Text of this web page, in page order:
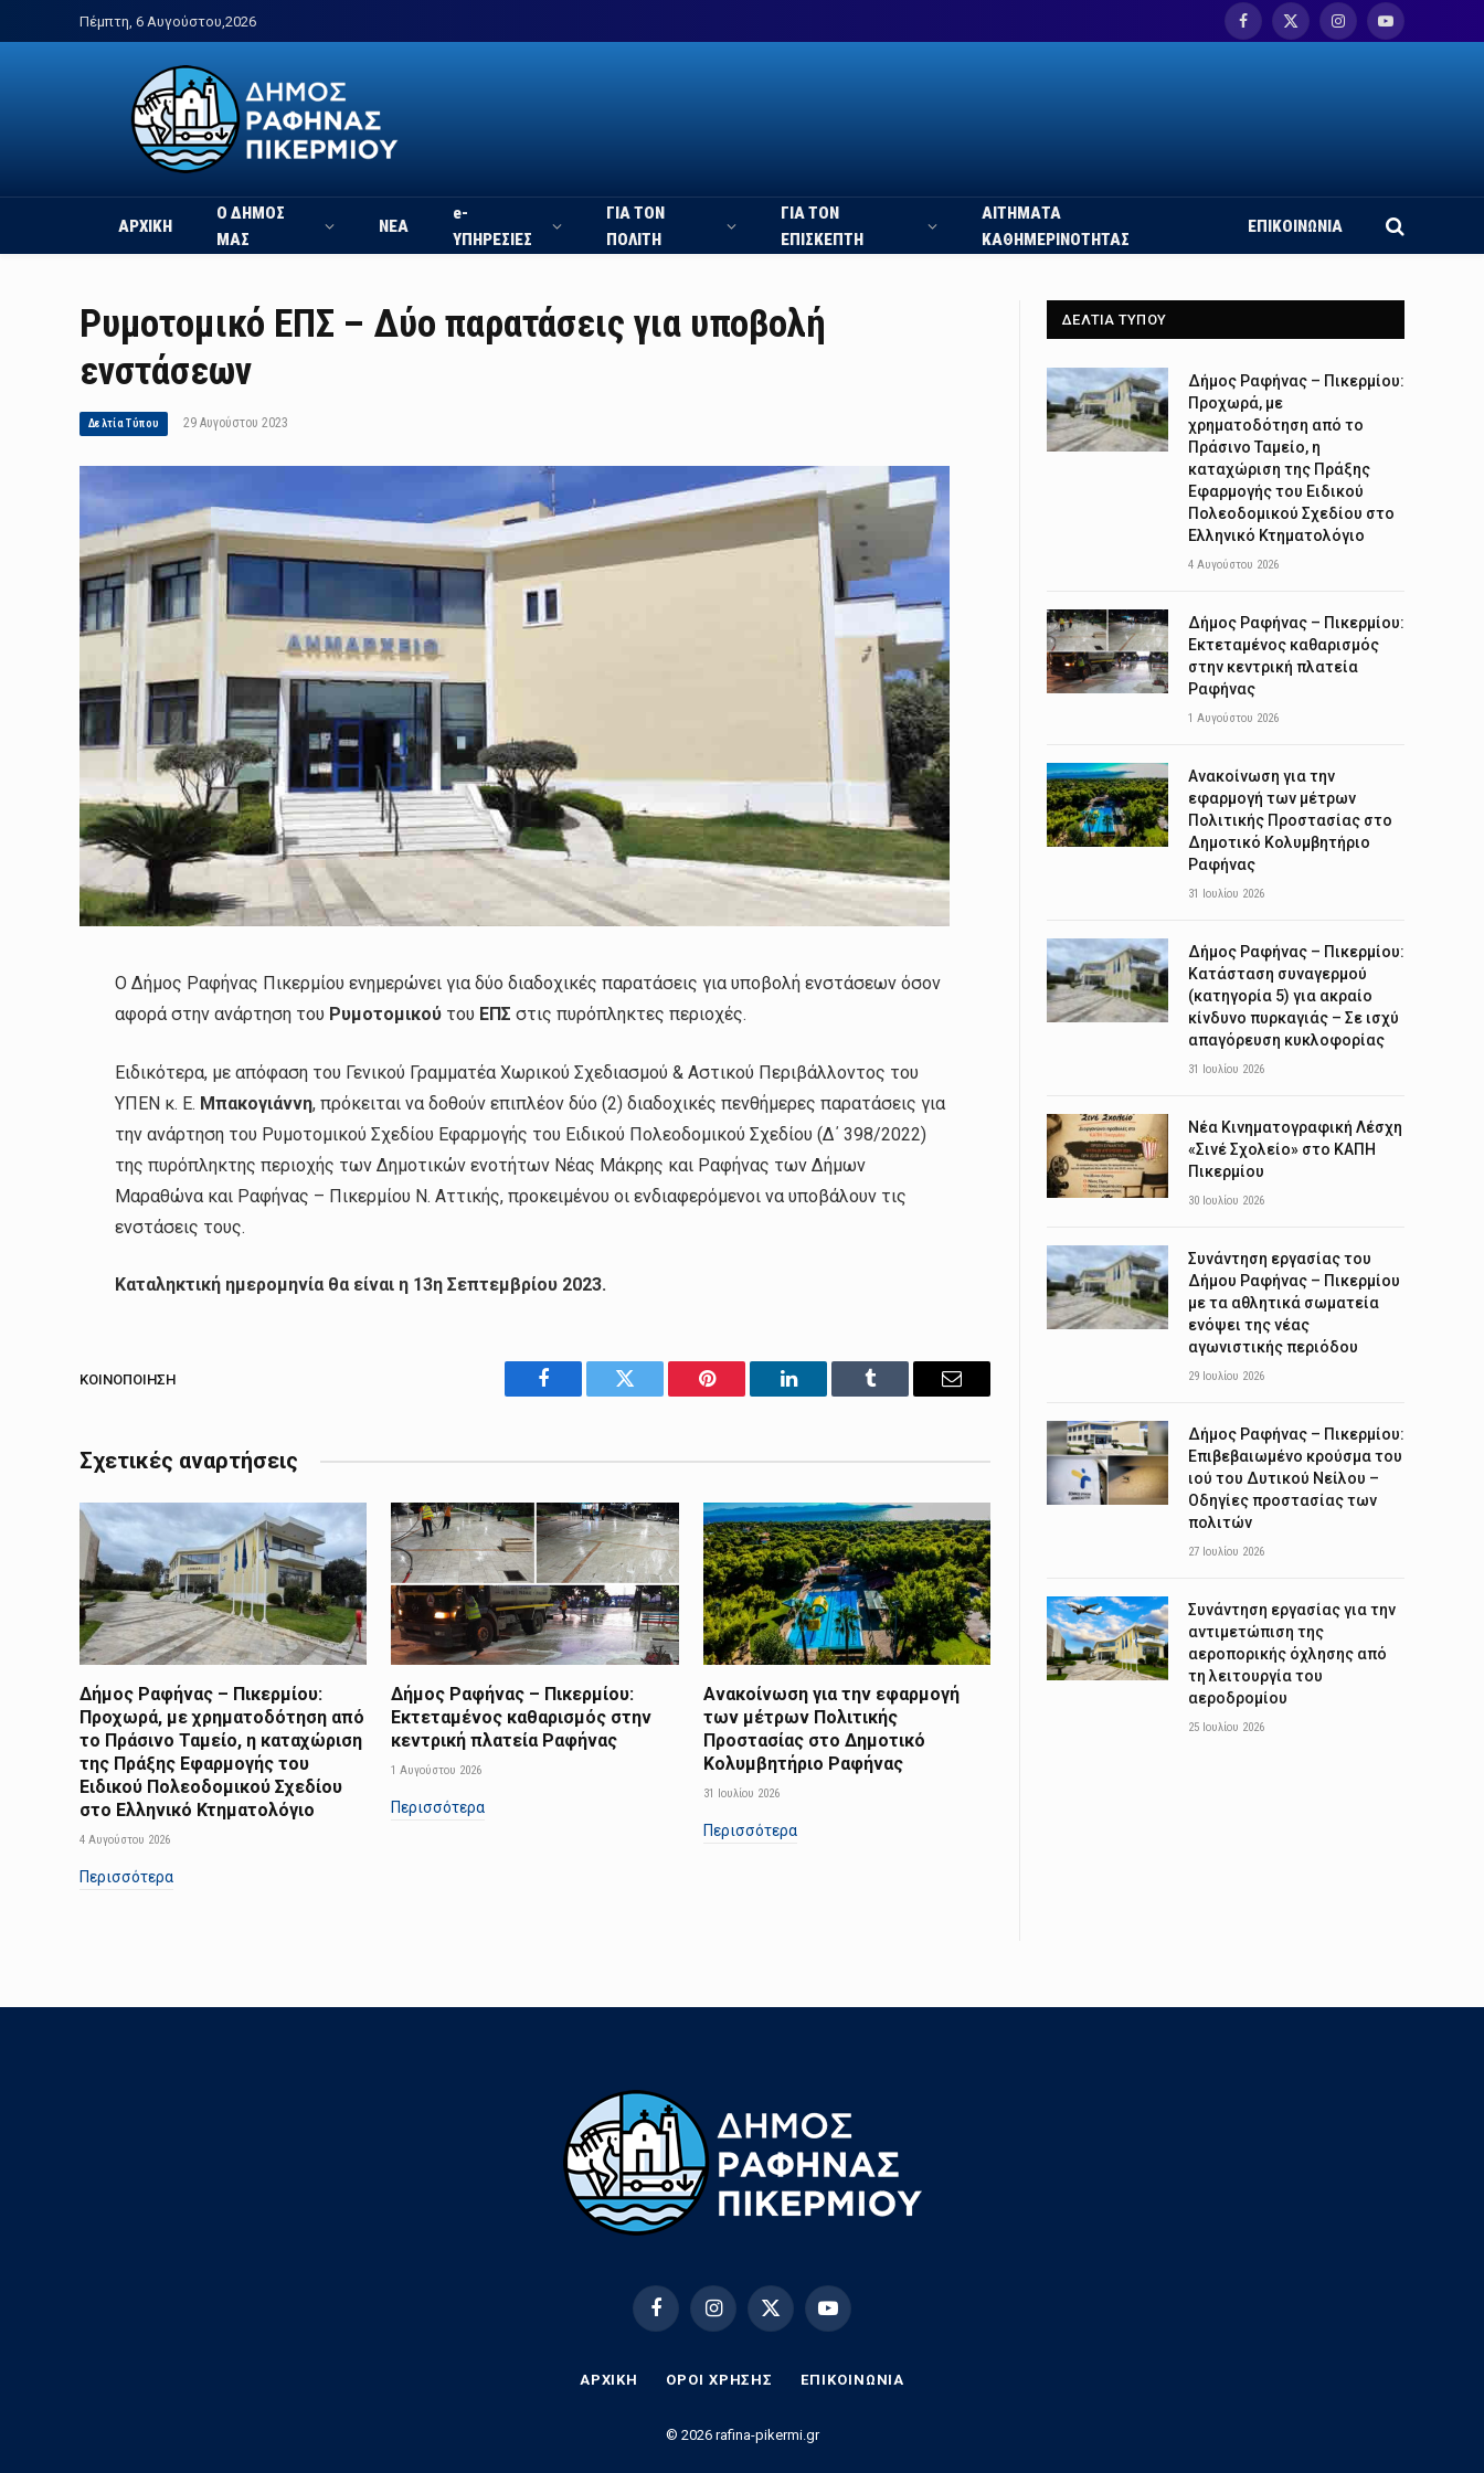
Πέμπτη, 6 Αυγούστου,2026
Facebook
X
InstagramYouTube
ΑΡΧΙΚΗ
Ο ΔΗΜΟΣ
ΜΑΣ
ΝΕΑ
e-
ΥΠΗΡΕΣΙΕΣ
ΓΙΑ ΤΟΝ
ΠΟΛΙΤΗ
ΓΙΑ ΤΟΝ
ΕΠΙΣΚΕΠΤΗ
ΑΙΤΗΜΑΤΑ
ΚΑΘΗΜΕΡΙΝΟΤΗΤΑΣ
ΕΠΙΚΟΙΝΩΝΙΑ
Ρυμοτομικό ΕΠΣ – Δύο παρατάσεις για υποβολή
ενστάσεων
Δελτία Τύπου 29 Αυγούστου 2023
Ο Δήμος Ραφήνας Πικερμίου ενημερώνει για δύο διαδοχικές παρατάσεις για υποβολή ενστάσεων όσον
αφορά στην ανάρτηση του Ρυμοτομικού του ΕΠΣ στις πυρόπληκτες περιοχές.
Ειδικότερα, με απόφαση του Γενικού Γραμματέα Χωρικού Σχεδιασμού & Αστικού Περιβάλλοντος του
ΥΠΕΝ κ. Ε. Μπακογιάννη, πρόκειται να δοθούν επιπλέον δύο (2) διαδοχικές πενθήμερες παρατάσεις για
την ανάρτηση του Ρυμοτομικού Σχεδίου Εφαρμογής του Ειδικού Πολεοδομικού Σχεδίου (Δ΄ 398/2022)
της πυρόπληκτης περιοχής των Δημοτικών ενοτήτων Νέας Μάκρης και Ραφήνας των Δήμων
Μαραθώνα και Ραφήνας – Πικερμίου N. Αττικής, προκειμένου οι ενδιαφερόμενοι να υποβάλουν τις
ενστάσεις τους.
Καταληκτική ημερομηνία θα είναι η 13η Σεπτεμβρίου 2023.
ΚΟΙΝΟΠΟΊΗΣΗ
Facebook Twitter Pinterest LinkedIn Tumblr Email
Σχετικές αναρτήσεις
Δήμος Ραφήνας – Πικερμίου:
Προχωρά, με χρηματοδότηση από
το Πράσινο Ταμείο, η καταχώριση
της Πράξης Εφαρμογής του
Ειδικού Πολεοδομικού Σχεδίου
στο Ελληνικό Κτηματολόγιο
4 Αυγούστου 2026
Περισσότερα
Δήμος Ραφήνας – Πικερμίου:
Εκτεταμένος καθαρισμός στην
κεντρική πλατεία Ραφήνας
1 Αυγούστου 2026
Περισσότερα
Ανακοίνωση για την εφαρμογή
των μέτρων Πολιτικής
Προστασίας στο Δημοτικό
Κολυμβητήριο Ραφήνας
31 Ιουλίου 2026
Περισσότερα
ΔΕΛΤΙΑ ΤΥΠΟΥ
Δήμος Ραφήνας – Πικερμίου:
Προχωρά, με
χρηματοδότηση από το
Πράσινο Ταμείο, η
καταχώριση της Πράξης
Εφαρμογής του Ειδικού
Πολεοδομικού Σχεδίου στο
Ελληνικό Κτηματολόγιο
4 Αυγούστου 2026
Δήμος Ραφήνας – Πικερμίου:
Εκτεταμένος καθαρισμός
στην κεντρική πλατεία
Ραφήνας
1 Αυγούστου 2026
Ανακοίνωση για την
εφαρμογή των μέτρων
Πολιτικής Προστασίας στο
Δημοτικό Κολυμβητήριο
Ραφήνας
31 Ιουλίου 2026
Δήμος Ραφήνας – Πικερμίου:
Κατάσταση συναγερμού
(κατηγορία 5) για ακραίο
κίνδυνο πυρκαγιάς – Σε ισχύ
απαγόρευση κυκλοφορίας
31 Ιουλίου 2026
Νέα Κινηματογραφική Λέσχη
«Σινέ Σχολείο» στο ΚΑΠΗ
Πικερμίου
30 Ιουλίου 2026
Συνάντηση εργασίας του
Δήμου Ραφήνας – Πικερμίου
με τα αθλητικά σωματεία
ενόψει της νέας
αγωνιστικής περιόδου
29 Ιουλίου 2026
Δήμος Ραφήνας – Πικερμίου:
Επιβεβαιωμένο κρούσμα του
ιού του Δυτικού Νείλου –
Οδηγίες προστασίας των
πολιτών
27 Ιουλίου 2026
Συνάντηση εργασίας για την
αντιμετώπιση της
αεροπορικής όχλησης από
τη λειτουργία του
αεροδρομίου
25 Ιουλίου 2026
FacebookInstagramX
YouTube
ΑΡΧΙΚΗ ΟΡΟΙ ΧΡΗΣΗΣ EΠΙΚΟΙΝΩΝΊΑ
© 2026 rafina-pikermi.gr